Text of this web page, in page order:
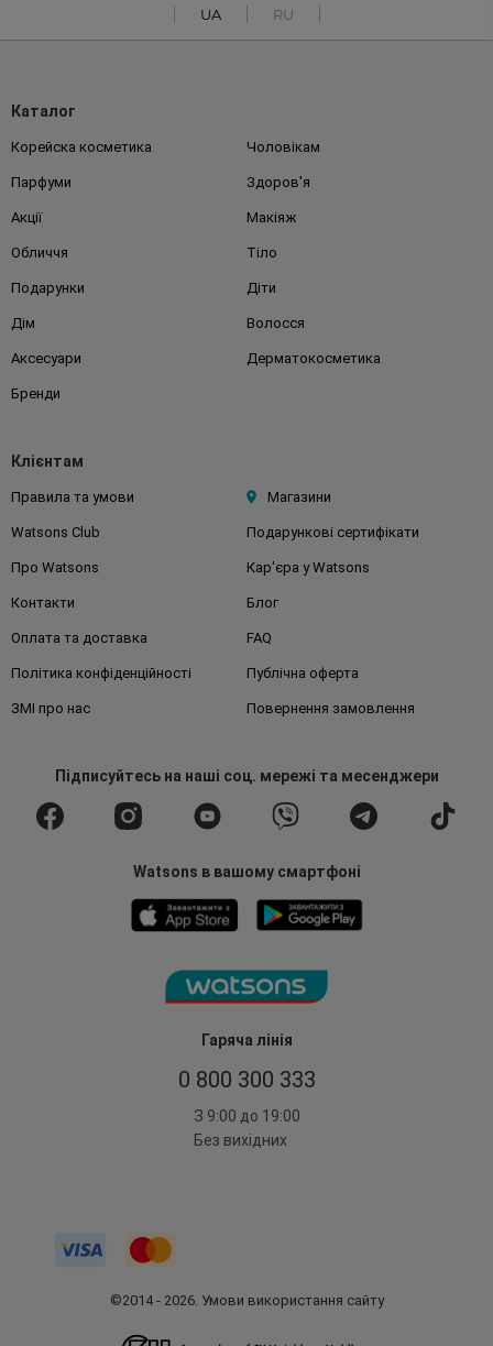
UA RU
Гаряча лінія
0 800 300 333
З 9:00 до 19:00
Без вихідних
Каталог
Корейска косметика Чоловікам
Парфуми Здоров'я
Акції Макіяж
Обличчя Тіло
Подарунки Діти
Дім Волосся
Аксесуари Дерматокосметика
Бренди
Клієнтам
Правила та умови Магазини
Watsons Club Подарункові сертифікати
Про Watsons Кар'єра у Watsons
Контакти Блог
Оплата та доставка FAQ
Політика конфіденційності Публічна оферта
ЗМІ про нас Повернення замовлення
Підписуйтесьна наші соц. мережі та месенджери
Watsons в вашому смартфоні
©2014 - 2026. Умови використання сайту